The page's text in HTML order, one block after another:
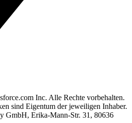
Ergebnisse
Inc. Alle Rechte vorbehalten.
sind Eigentum der jeweiligen Inhaber.
GmbH, Erika-Mann-Str. 31, 80636